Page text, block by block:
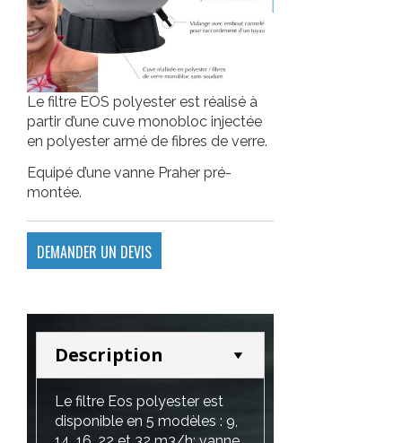
Le filtre EOS polyester est réalisé à
partir d’une cuve monobloc injectée
en polyester armé de fibres de verre.
Equipé d’une vanne Praher pré-
montée.
DEMANDER UN DEVIS
Description
Le filtre Eos polyester est
disponible en 5 modèles : 9,